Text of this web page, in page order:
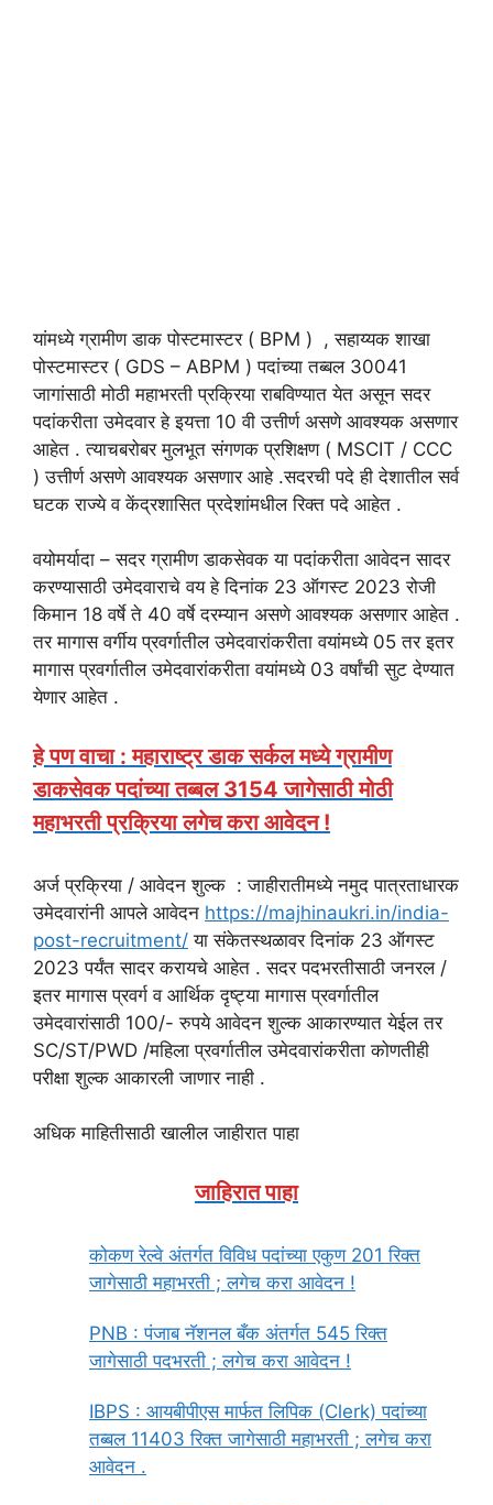
यांमध्ये ग्रामीण डाक पोस्टमास्टर ( BPM ) , सहाय्यक शाखा
पोस्टमास्टर ( GDS – ABPM ) पदांच्या तब्बल 30041
जागांसाठी मोठी महाभरती प्रक्रिया राबविण्यात येत असून सदर
पदांकरीता उमेदवार हे इयत्ता 10 वी उत्तीर्ण असणे आवश्यक असणार
आहेत . त्याचबरोबर मुलभूत संगणक प्रशिक्षण ( MSCIT / CCC
) उत्तीर्ण असणे आवश्यक असणार आहे .सदरची पदे ही देशातील सर्व
घटक राज्ये व केंद्रशासित प्रदेशांमधील रिक्त पदे आहेत .
वयोमर्यादा – सदर ग्रामीण डाकसेवक या पदांकरीता आवेदन सादर
करण्यासाठी उमेदवाराचे वय हे दिनांक 23 ऑगस्ट 2023 रोजी
किमान 18 वर्षे ते 40 वर्षे दरम्यान असणे आवश्यक असणार आहेत .
तर मागास वर्गीय प्रवर्गातील उमेदवारांकरीता वयांमध्ये 05 तर इतर
मागास प्रवर्गातील उमेदवारांकरीता वयांमध्ये 03 वर्षांची सुट देण्यात
येणार आहेत .
हे पण वाचा : महाराष्ट्र डाक सर्कल मध्ये ग्रामीण
डाकसेवक पदांच्या तब्बल 3154 जागेसाठी मोठी
महाभरती प्रक्रिया लगेच करा आवेदन !
अर्ज प्रक्रिया / आवेदन शुल्क : जाहीरातीमध्ये नमुद पात्रताधारक
उमेदवारांनी आपले आवेदन https://majhinaukri.in/india-
post-recruitment/ या संकेतस्थळावर दिनांक 23 ऑगस्ट
2023 पर्यंत सादर करायचे आहेत . सदर पदभरतीसाठी जनरल /
इतर मागास प्रवर्ग व आर्थिक दृष्ट्या मागास प्रवर्गातील
उमेदवारांसाठी 100/- रुपये आवेदन शुल्क आकारण्यात येईल तर
SC/ST/PWD /महिला प्रवर्गातील उमेदवारांकरीता कोणतीही
परीक्षा शुल्क आकारली जाणार नाही .
अधिक माहितीसाठी खालील जाहीरात पाहा
जाहिरात पाहा
कोकण रेल्वे अंतर्गत विविध पदांच्या एकुण 201 रिक्त
जागेसाठी महाभरती ; लगेच करा आवेदन !
PNB : पंजाब नॅशनल बँक अंतर्गत 545 रिक्त
जागेसाठी पदभरती ; लगेच करा आवेदन !
IBPS : आयबीपीएस मार्फत लिपिक (Clerk) पदांच्या
तब्बल 11403 रिक्त जागेसाठी महाभरती ; लगेच करा
आवेदन .